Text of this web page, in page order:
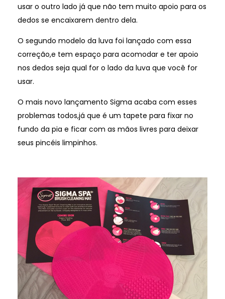
usar o outro lado já que não tem muito apoio para os
dedos se encaixarem dentro dela.
O segundo modelo da luva foi lançado com essa
correção,e tem espaço para acomodar e ter apoio
nos dedos seja qual for o lado da luva que você for
usar.
O mais novo lançamento Sigma acaba com esses
problemas todos,já que é um tapete para fixar no
fundo da pia e ficar com as mãos livres para deixar
seus pincéis limpinhos.